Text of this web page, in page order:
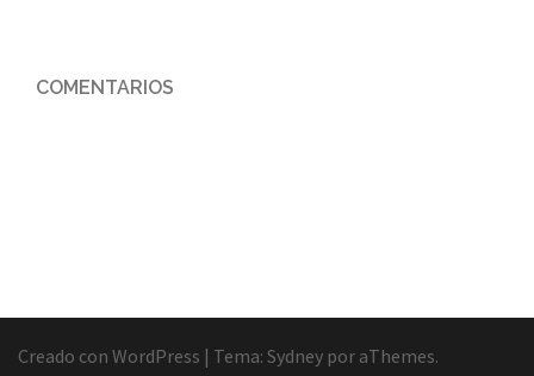
COMENTARIOS
Creado con WordPress | Tema: Sydney por aThemes.